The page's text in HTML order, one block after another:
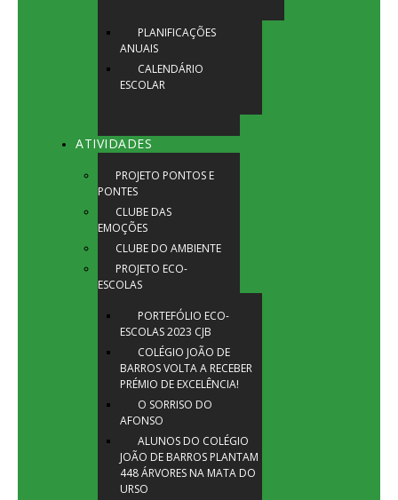
PLANIFICAÇÕES
ANUAIS
CALENDÁRIO
ESCOLAR
ATIVIDADES
PROJETO PONTOS E
PONTES
CLUBE DAS
EMOÇÕES
CLUBE DO AMBIENTE
PROJETO ECO-
ESCOLAS
PORTEFÓLIO ECO-
ESCOLAS 2023 CJB
COLÉGIO JOÃO DE
BARROS VOLTA A RECEBER
PRÉMIO DE EXCELÊNCIA!
O SORRISO DO
AFONSO
ALUNOS DO COLÉGIO
JOÃO DE BARROS PLANTAM
448 ÁRVORES NA MATA DO
URSO